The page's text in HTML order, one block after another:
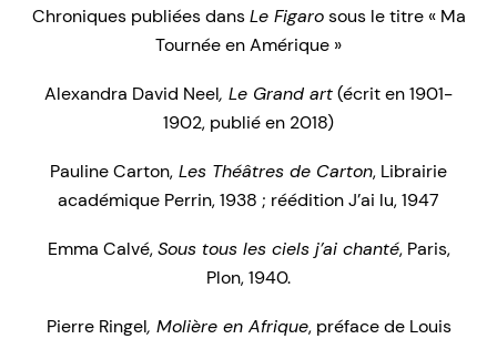
Chroniques publiées dansLe Figarosous le titre « Ma
Tournée en Amérique »
Alexandra David Neel, Le Grand art(écrit en 1901-
1902, publié en 2018)
Pauline Carton, Les Théâtres de Carton, Librairie
académique Perrin, 1938 ; réédition J’ai lu, 1947
Emma Calvé,Sous tous les ciels j’ai chanté, Paris,
Plon, 1940.
Pierre Ringel, Molière en Afrique, préface de Louis